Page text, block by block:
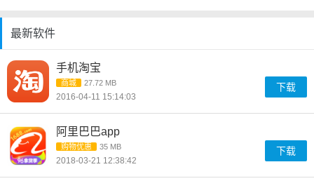
最新软件
手机淘宝
商城 27.72 MB
2016-04-11 15:14:03
下载
阿里巴巴app
购物优惠 35 MB
2018-03-21 12:38:42
下载